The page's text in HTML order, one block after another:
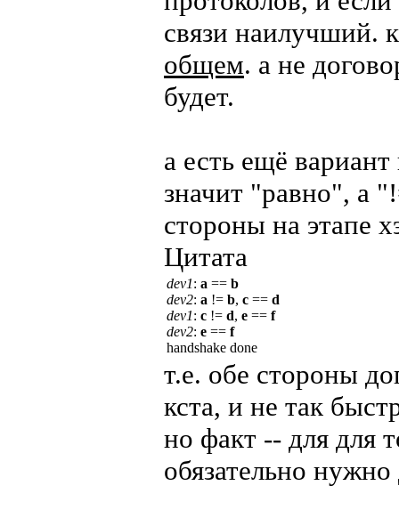
связи наилучший.
общем. а не
будет.
а есть ещё
значит "равно", а
стороны на этапе
Цитата
dev1: a == b
dev2: a != b, c == d
dev1: c != d, e == f
dev2: e == f
handshake done
т.е. обе стороны
кста, и не так
но факт -- для для
обязательно